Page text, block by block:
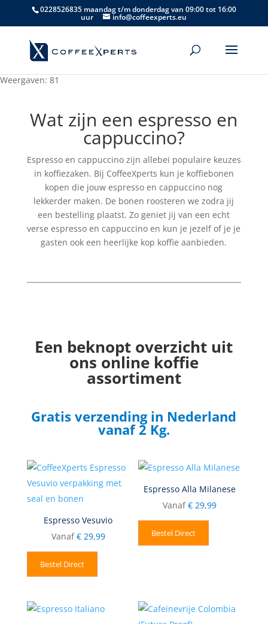
0228526835 maandag t/m donderdag van 09:00 tot 16:00
uur info@coffeexperts.eu
Weergaven: 81
Wat zijn een espresso en
cappuccino?​
Espresso en cappuccino zijn allebei populaire keuzes
in koffiezaken. Bij CoffeeXperts kun je koffiebonen
kopen die jouw espresso en cappuccino nog
lekkerder maken. De bonen roosteren we zodra jij
een bestelling plaatst. Zo geniet jij van een echt
verse espresso en cappuccino en kun je jezelf of je je
gasten ook een heerlijke kop koffie aanbieden.
Een beknopt overzicht uit
ons online koffie
assortiment
Gratis verzending in Nederland
vanaf 2 Kg.
Espresso Vesuvio
Vanaf €29,99
Bestel Direct
Espresso Alla Milanese
Vanaf € 29,99
Bestel Direct